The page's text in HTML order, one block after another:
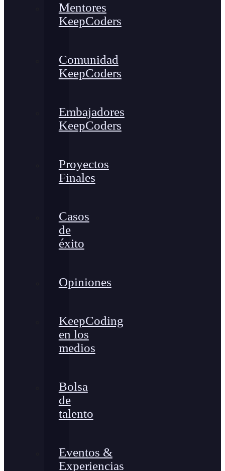
Mentores
KeepCoders
Comunidad
KeepCoders
Embajadores
KeepCoders
Proyectos
Finales
Casos
de
éxito
Opiniones
KeepCoding
en los
medios
Bolsa
de
talento
Eventos &
Experiencias